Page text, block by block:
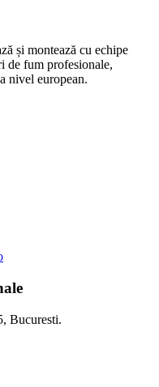
și montează cu echipe
de fum profesionale,
nivel european.
Bucuresti.